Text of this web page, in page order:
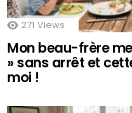
271 Views
Mon beau-frère
» sans arrêt et
moi !